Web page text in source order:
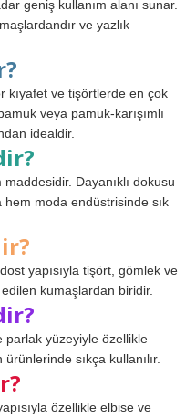
geniş kullanım alanı sunar.
ve yazlık
kıyafet ve tişörtlerde en çok
veya pamuk-karışımlı
idealdir.
Dayanıklı dokusu
moda endüstrisinde sık
yapısıyla tişört, gömlek ve
kumaşlardan biridir.
parlak yüzeyiyle özellikle
sıkça kullanılır.
özellikle elbise ve